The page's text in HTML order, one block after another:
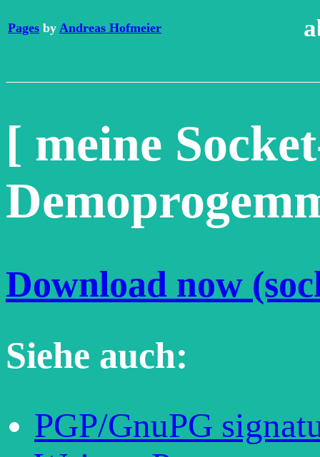
Pages by Andreas Hofmeier
[ meine
Download now
Siehe auch:
PGP/GnuPG